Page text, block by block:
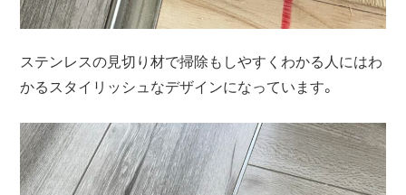
ステンレスの見切り材で掃除もしやすくわかる人にはわ
かるスタイリッシュなデザインになっています。